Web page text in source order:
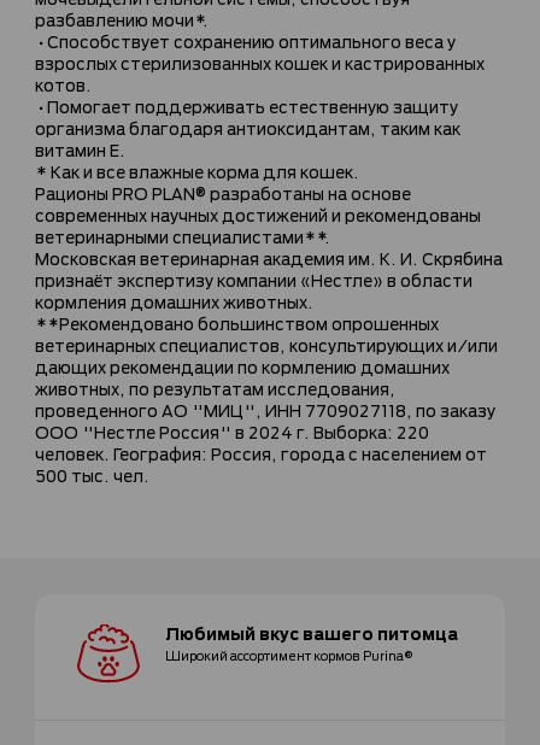
разбавлению мочи*.
•Способствует сохранению оптимального веса у
взрослых стерилизованных кошек и кастрированных
котов.
•Помогает поддерживать естественную защиту
организма благодаря антиоксидантам, таким как
витамин Е.
* Как и все влажные корма для кошек.
Рационы PRO PLAN® разработаны на основе
современных научных достижений и рекомендованы
ветеринарными специалистами**.
Московская ветеринарная академия им. К. И. Скрябина
признаёт экспертизу компании «Нестле» в области
кормления домашних животных.
**Рекомендовано большинством опрошенных
ветеринарных специалистов, консультирующих и/или
дающих рекомендации по кормлению домашних
животных, по результатам исследования,
проведенного АО "МИЦ", ИНН 7709027118, по заказу
ООО "Нестле Россия" в 2024 г. Выборка: 220
человек. География: Россия, города с населением от
500 тыс. чел.
Любимый вкусвашего питомца
Широкий ассортимент кормов Purina®